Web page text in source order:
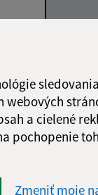
a cielené
pochopenie
Zmeniť moje
Response